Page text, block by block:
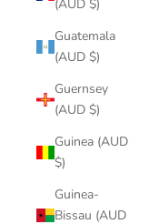
(AUD $)
Guatemala
(AUD $)
Guernsey
(AUD $)
Guinea (AUD
$)
Guinea-
Bissau (AUD